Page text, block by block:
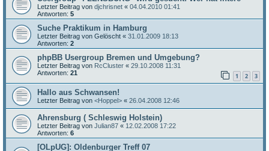
Letzter Beitrag von djchrisnet « 04.04.2010 01:41
Antworten: 5
Suche Praktikum in Hamburg
Letzter Beitrag von Gelöscht « 31.01.2009 18:13
Antworten: 2
phpBB Usergroup Bremen und Umgebung?
Letzter Beitrag von RcCluster « 29.10.2008 11:31
Antworten: 21 1 2 3
Hallo aus Schwansen!
Letzter Beitrag von <Hoppel> « 26.04.2008 12:46
Ahrensburg ( Schleswig Holstein)
Letzter Beitrag von Julian87 « 12.02.2008 17:22
Antworten: 6
[OLpUG]: Oldenburger Treff 07